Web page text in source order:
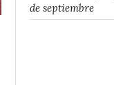
de septiembre